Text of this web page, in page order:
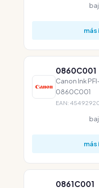
0860C001
Canon Ink
0860C001
EAN:
0861C001